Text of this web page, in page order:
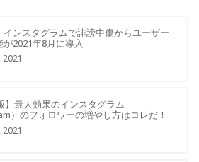
インスタグラムで誹謗中傷からユーザー
2021年8月に導入
】最大効果のインスタグラム
）のフォロワーの増やし方はコレだ！